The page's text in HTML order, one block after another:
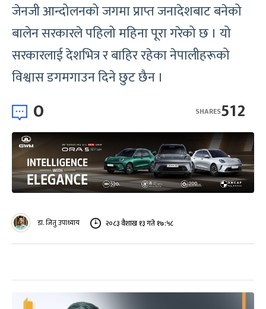
जेनजी आन्दोलनको जगमा प्राप्त जनादेशबाट बनेको
बालेन सरकारले पहिलो महिना पूरा गरेको छ । यो
सरकारलाई देशभित्र र बाहिर रहेका नेपालीहरूको
विश्वास डगमगाउन दिने छुट छैन ।
0 512
SHARES
डा. जितु उपाध्याय २०८३ वैशाख १३ गते १७:५८